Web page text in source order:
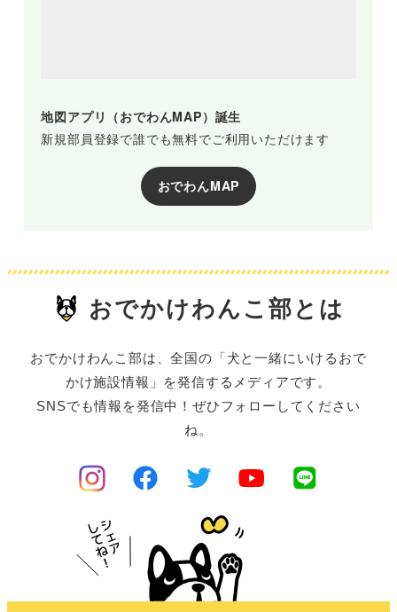
地図アプリ（おでわんMAP）誕生
新規部員登録で誰でも無料でご利用いただけます
おでわんMAP
おでかけわんこ部とは
おでかけわんこ部は、全国の「犬と一緒にいけるおで
かけ施設情報」を発信するメディアです。
SNSでも情報を発信中！ぜひフォローしてください
ね。